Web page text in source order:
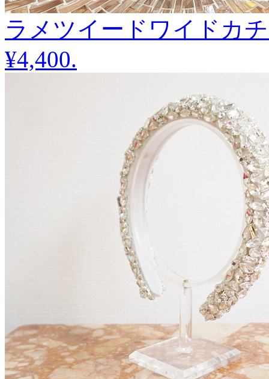
ラメツイードワイドカ
¥4,400.